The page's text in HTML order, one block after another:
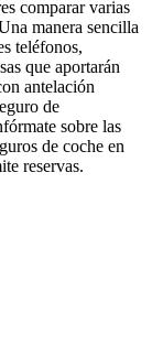
comparar varias
manera sencilla
teléfonos,
que aportarán
antelación
de
sobre las
de coche en
reservas.